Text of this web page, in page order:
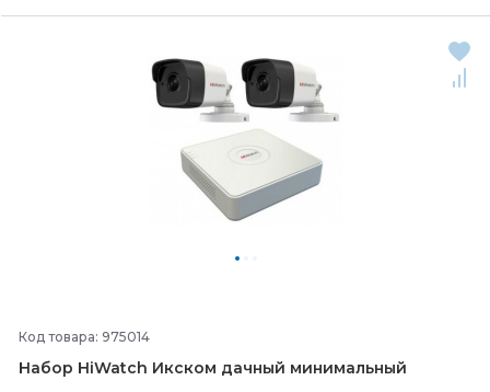
Код товара: 975014
Набор HiWatch Икском дачный минимальный